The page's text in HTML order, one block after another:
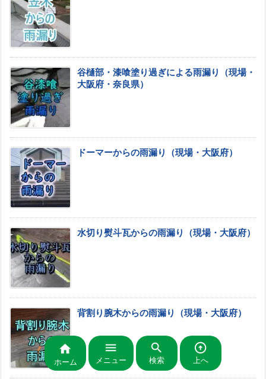
谷樋部・漆喰塗り過ぎによる雨漏り（現場・
大阪府・奈良県）
ドーマーからの雨漏り（現場・大阪府）
水切り熨斗瓦からの雨漏り（現場・大阪府）
背割り腕木からの雨漏り（現場・大阪府）

ホーム

メニュー

検索

上へ